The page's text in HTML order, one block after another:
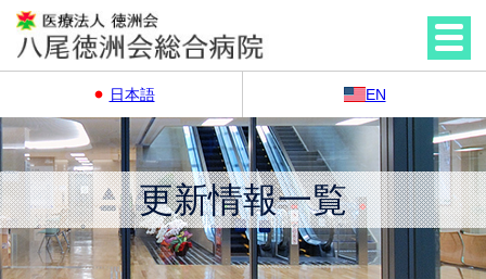
日本語 EN
更新情報一覧